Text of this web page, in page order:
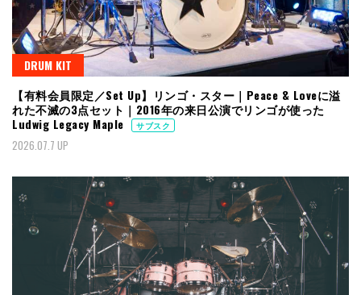
DRUM KIT
【有料会員限定／Set Up】リンゴ・スター｜Peace & Loveに溢
れた不滅の3点セット｜2016年の来日公演でリンゴが使った
Ludwig Legacy Maple
サブスク
2026.07.7 UP